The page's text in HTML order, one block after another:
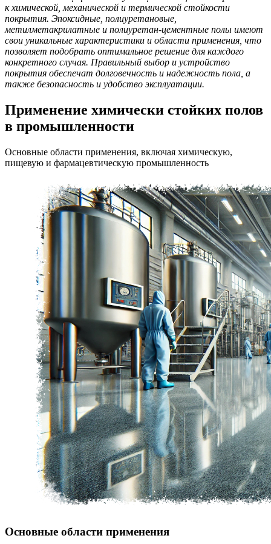
к химической, механической и термической стойкости
покрытия. Эпоксидные, полиуретановые,
метилметакрилатные и полиуретан-цементные полы имеют
свои уникальные характеристики и области применения, что
позволяет подобрать оптимальное решение для каждого
конкретного случая. Правильный выбор и устройство
покрытия обеспечат долговечность и надежность пола, а
также безопасность и удобство эксплуатации.
Применение химически стойких полов
в промышленности
Основные области применения, включая химическую,
пищевую и фармацевтическую промышленность
Основные области применения